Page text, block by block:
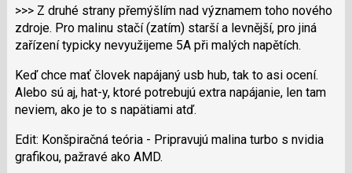
použít
i
klávesy
pro
následující
a
pro
předchozí
>>> Z druhé strany přemýšlím nad významem toho nového
zdroje. Pro malinu stačí (zatím) starší a levnější, pro jiná
zařízení typicky nevyužijeme 5A při malých napětích.
Keď chce mať človek napájaný usb hub, tak to asi ocení.
Alebo sú aj, hat-y, ktoré potrebujú extra napájanie, len tam
neviem, ako je to s napätiami atď.
Edit: Konšpiračná teória - Pripravujú malina turbo s nvidia
grafikou, pažravé ako AMD.